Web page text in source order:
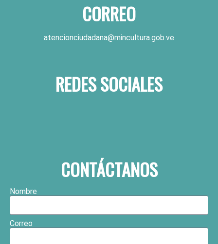
CORREO
atencionciudadana@mincultura.gob.ve
REDES SOCIALES
CONTÁCTANOS
Nombre
Correo